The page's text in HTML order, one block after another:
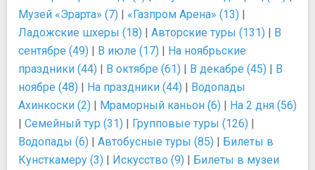
Музей «Эрарта» (7) | «Газпром Арена» (13) |
Ладожские шхеры (18) | Авторские туры (131) | В
сентябре (49) | В июле (17) | На ноябрьские
праздники (44) | В октябре (61) | В декабре (45) | В
ноябре (48) | На праздники (44) | Водопады
Ахинкоски (2) | Мраморный каньон (6) | На 2 дня (56)
| Семейный тур (31) | Групповые туры (126) |
Водопады (6) | Автобусные туры (85) | Билеты в
Кунсткамеру (3) | Искусство (9) | Билеты в музеи